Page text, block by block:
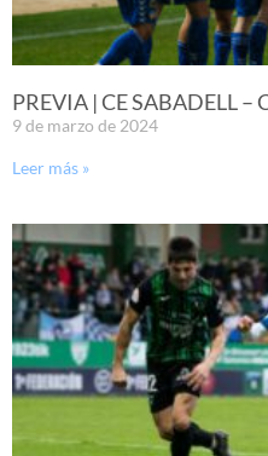
PREVIA | CE SABADELL –
9 de marzo de 2024
Leer más »